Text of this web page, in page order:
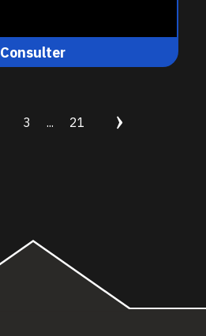
Consulter
3 ... 21